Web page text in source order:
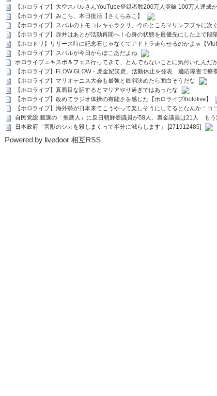
【ホロライブ】大空スバルさんYouTube登録者数200万人突破 100万人達成
【ホロライブ】みこち、本日復活【さくらみこ】
【ホロライブ】スバルのトモコレキャラクリ、今のところマリンフブキに
【ホロライブ】赤井はあとが活動再開へ！心身の状態を最優先にした上で段
【ホロドリ】リリース時に記念石じゃなくてアドトラ走らせるのかよｗ【
【ホロライブ】スバルが今日からぽこあだよね
ホロライブエキスポ＆フェス行ってきて、とんでもないことに気付いたんだ
【ホロライブ】FLOW GLOW・虎金妃笑虎、活動休止を発表 適応障害で療
【ホロライブ】マリオテニス大会も最強と最弱決めたら面白そうだな
【ホロライブ】真面目な話するとマリアやり過ぎではあったな
【ホロライブ】改めてラジオ体操の有能さを感じた【ホロライブ/hololive】
【ホロライブ】海外勢が日本来てこうやって楽しそうにしてるとなんかニコ
自民党総.裁選の「推薦人」に反日朝鮮壺議員が58人、裏金議員は21人 も
日本政府「害獣のシカを殺しまくって半分に減らします」 [271912485]
Powered by livedoor 相互RSS